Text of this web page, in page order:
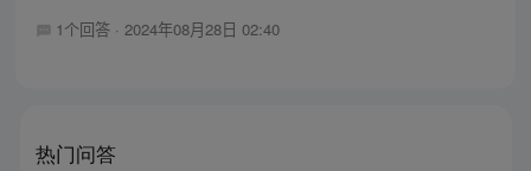
1个回答 · 2024年08月28日 02:40
热门问答